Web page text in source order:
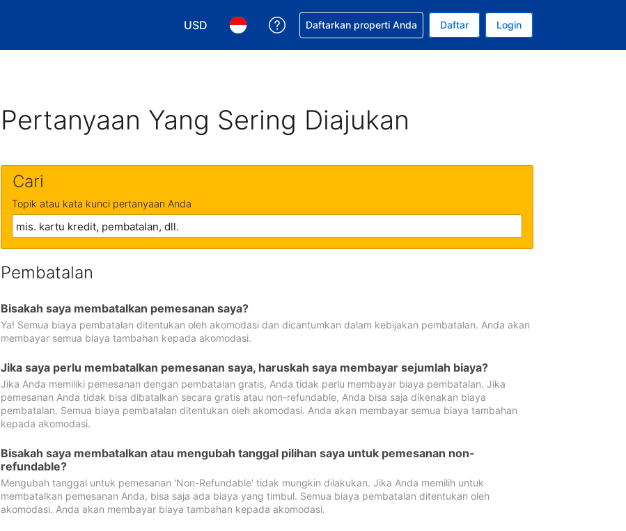
USD
Pilih mata uang Anda. Mata uang Anda saat ini adalah Dolar Amerika Serikat
Pilih bahasa Anda. Bahasa Anda saat ini adalah Bahasa Indonesia
Dapatkan bantuan untuk pemesanan Anda
Daftarkan properti Anda Daftar Login
Pertanyaan Yang Sering Diajukan
Cari
Topik atau kata kunci pertanyaan Anda
Pembatalan
Bisakah saya membatalkan pemesanan saya?
Ya! Semua biaya pembatalan ditentukan oleh akomodasi dan dicantumkan dalam kebijakan pembatalan. Anda akan
membayar semua biaya tambahan kepada akomodasi.
Jika saya perlu membatalkan pemesanan saya, haruskah saya membayar sejumlah biaya?
Jika Anda memiliki pemesanan dengan pembatalan gratis, Anda tidak perlu membayar biaya pembatalan. Jika
pemesanan Anda tidak bisa dibatalkan secara gratis atau non-refundable, Anda bisa saja dikenakan biaya
pembatalan. Semua biaya pembatalan ditentukan oleh akomodasi. Anda akan membayar semua biaya tambahan
kepada akomodasi.
Bisakah saya membatalkan atau mengubah tanggal pilihan saya untuk pemesanan non-
refundable?
Mengubah tanggal untuk pemesanan 'Non-Refundable' tidak mungkin dilakukan. Jika Anda memilih untuk
membatalkan pemesanan Anda, bisa saja ada biaya yang timbul. Semua biaya pembatalan ditentukan oleh
akomodasi. Anda akan membayar biaya tambahan kepada akomodasi.